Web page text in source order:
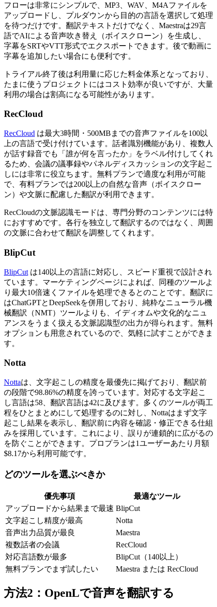
フローは非常にシンプルで、MP3、WAV、M4Aファイルを
アップロードし、プルダウンから目的の言語を選択して処理
を待つだけです。翻訳テキストだけでなく、Maestraは29言
語でAIによる音声吹き替え（ボイスクローン）を生成し、
字幕をSRTやVTT形式でエクスポートできます。後で動画に
字幕を追加したい場合にも便利です。
トライアル終了後は利用量に応じた料金体系となっており、
たまに使うプロジェクトにはコスト効率が良いですが、大量
利用の場合は割高になる可能性があります。
RecCloud
RecCloud は最大3時間・500MBまでの音声ファイルを100以
上の言語で受け付けています。話者識別機能があり、複数人
が話す録音でも「誰が何を言ったか」をラベル付けしてくれ
るため、会議の議事録やパネルディスカッションの文字起こ
しには非常に役立ちます。無料プランで適度な利用が可能
で、有料プランでは200以上の自然な音声（ボイスクロー
ン）や文脈に配慮した翻訳が利用できます。
RecCloudの文脈認識モードは、専門分野のコンテンツには特
におすすめです。各行を独立して翻訳するのではなく、周囲
の文脈に合わせて翻訳を調整してくれます。
BlipCut
BlipCut は140以上の言語に対応し、スピード重視で設計され
ています。マーケティングページによれば、同種のツールよ
り最大10倍速くファイルを処理できるとのことです。翻訳に
はChatGPTとDeepSeekを併用しており、純粋なニューラル機
械翻訳（NMT）ツールよりも、イディオムや文化的なニュ
アンスをうまく扱える文脈認識型の出力が得られます。無料
オプションも用意されているので、気軽に試すことができま
す。
Notta
Nottaは、文字起こしの精度を最優先に掲げており、翻訳前
の段階で98.86%の精度を誇っています。対応する文字起こ
し言語は58、翻訳言語は42に及びます。多くのツールが両工
程をひとまとめにして処理するのに対し、Nottaはまず文字
起こし結果を表示し、翻訳前に内容を確認・修正できる仕組
みを採用しています。これにより、誤りが連鎖的に広がるの
を防ぐことができます。プロプランは1ユーザーあたり月額
$8.17から利用可能です。
どのツールを選ぶべきか
優先事項
最適なツール
アップロードから結果まで最速 BlipCut
文字起こし精度が最高
Notta
音声出力品質が最良
Maestra
複数話者の会議
RecCloud
対応言語数が最多
BlipCut（140以上）
無料プランでまず試したい
Maestra または RecCloud
方法2：OpenLで音声を翻訳する